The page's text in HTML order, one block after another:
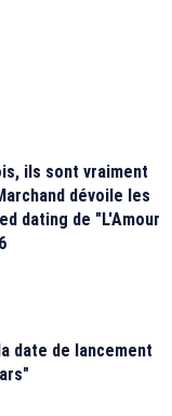
ils sont vraiment
dévoile les
dating de "L'Amour
date de lancement